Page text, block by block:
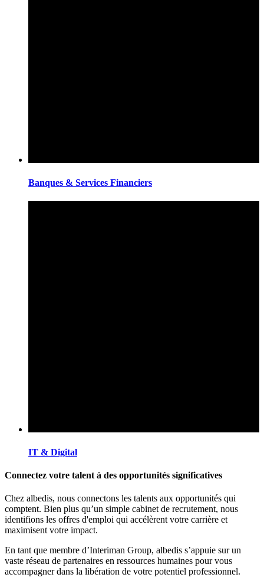
Banques & Services Financiers
IT & Digital
Connectez votre talent à des opportunités significatives
Chez albedis, nous connectons les talents aux opportunités qui
comptent. Bien plus qu’un simple cabinet de recrutement, nous
identifions les offres d'emploi qui accélèrent votre carrière et
maximisent votre impact.
En tant que membre d’Interiman Group, albedis s’appuie sur un
vaste réseau de partenaires en ressources humaines pour vous
accompagner dans la libération de votre potentiel professionnel.